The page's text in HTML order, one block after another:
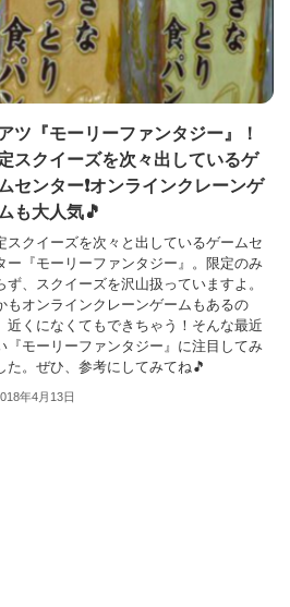
ツ『モーリーファンタジー』！
スクイーズを次々出しているゲ
センター❗️オンラインクレーンゲ
も大人気🎵
スクイーズを次々と出しているゲームセ
ー『モーリーファンタジー』。限定のみ
ず、スクイーズを沢山扱っていますよ。
もオンラインクレーンゲームもあるの
近くになくてもできちゃう！そんな最近
『モーリーファンタジー』に注目してみ
た。ぜひ、参考にしてみてね🎵
年4月13日